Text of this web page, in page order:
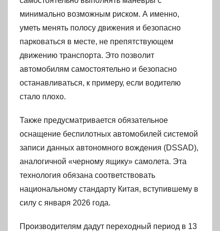
минимально возможным риском. А именно,
уметь менять полосу движения и безопасно
парковаться в месте, не препятствующем
движению транспорта. Это позволит
автомобилям самостоятельно и безопасно
останавливаться, к примеру, если водителю
стало плохо.
Также предусматривается обязательное
оснащение беспилотных автомобилей системой
записи данных автономного вождения (DSSAD),
аналогичной «черному ящику» самолета. Эта
технология обязана соответствовать
национальному стандарту Китая, вступившему в
силу с января 2026 года.
Производителям дадут переходный период в 13